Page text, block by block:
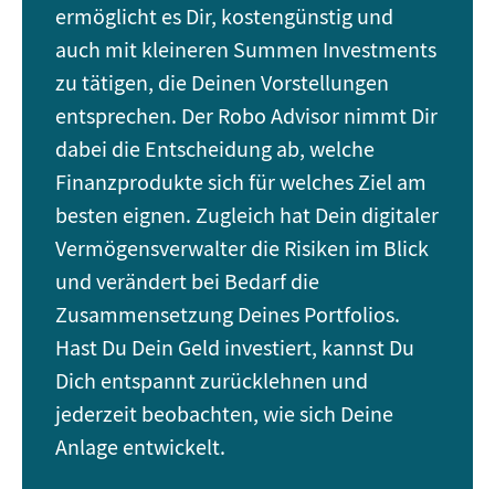
ermöglicht es Dir, kostengünstig und
auch mit kleineren Summen Investments
zu tätigen, die Deinen Vorstellungen
entsprechen. Der Robo Advisor nimmt Dir
dabei die Entscheidung ab, welche
Finanzprodukte sich für welches Ziel am
besten eignen. Zugleich hat Dein digitaler
Vermögensverwalter die Risiken im Blick
und verändert bei Bedarf die
Zusammensetzung Deines Portfolios.
Hast Du Dein Geld investiert, kannst Du
Dich entspannt zurücklehnen und
jederzeit beobachten, wie sich Deine
Anlage entwickelt.